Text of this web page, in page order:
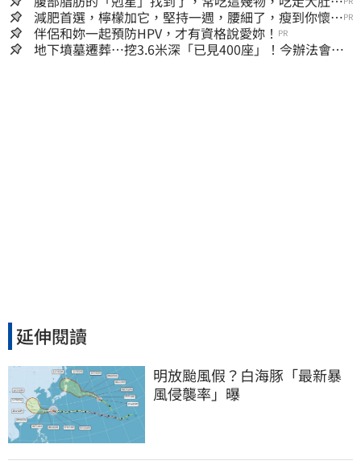
囊，瘦出小蠻腰
減肥首選，檸檬加它，堅持一週，腰細了，瘦到你懷疑
人生
PR
伴侶和妳一起預防HPV，才有資格說愛妳！ PR
地下墳墓遷葬…挖3.6米深「已見400座」！今辦法會安
延伸閱讀
明放颱風假？白海豚「最新暴
風侵襲率」曝